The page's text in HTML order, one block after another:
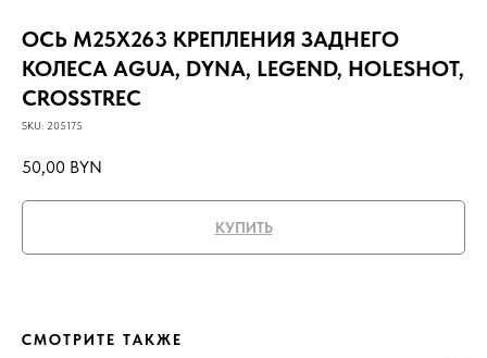
ОСЬ М25Х263 КРЕПЛЕНИЯ ЗАДНЕГО
КОЛЕСА AGUA, DYNA, LEGEND, HOLESHOT,
CROSSTREC
SKU: 205175
50,00 BYN
КУПИТЬ
СМОТРИТЕ ТАКЖЕ